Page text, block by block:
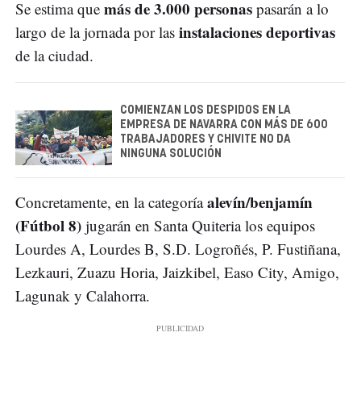
Se estima que más de 3.000 personas pasarán a lo
largo de la jornada por las instalaciones deportivas
de la ciudad.
COMIENZAN LOS DESPIDOS EN LA
EMPRESA DE NAVARRA CON MÁS DE 600
TRABAJADORES Y CHIVITE NO DA
NINGUNA SOLUCIÓN
Concretamente, en la categoríaalevín/benjamín
(Fútbol 8) jugarán en Santa Quiteria los equipos
Lourdes A, Lourdes B, S.D. Logroñés, P. Fustiñana,
Lezkauri, Zuazu Horia, Jaizkibel, Easo City, Amigo,
Lagunak y Calahorra.